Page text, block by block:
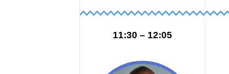
12:05 – 11:30